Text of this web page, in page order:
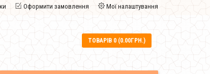
Оформити замовлення Мої налаштування
ТОВАРІВ 0 (0.00ГРН.)